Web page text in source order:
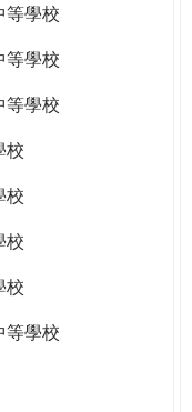
等學校
等學校
等學校
校
校
校
校
等學校